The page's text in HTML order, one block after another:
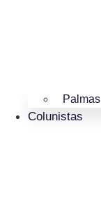
Palmas
Colunistas